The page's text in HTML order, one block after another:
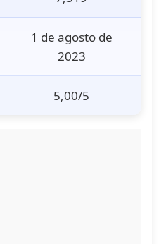
1 de agosto de
2023
5,00/5